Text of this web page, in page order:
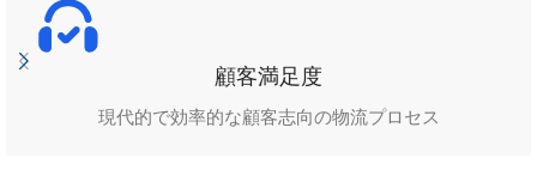
顧客満足度
現代的で効率的な顧客志向の物流プロセス